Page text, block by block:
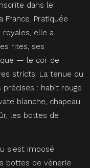
dans le
Pratiquée
royales, elle a
rites, ses
— le cor de
stricts. La tenue du
: habit rouge
blanche, chapeau
les bottes de
s'est imposé
bottes de vènerie